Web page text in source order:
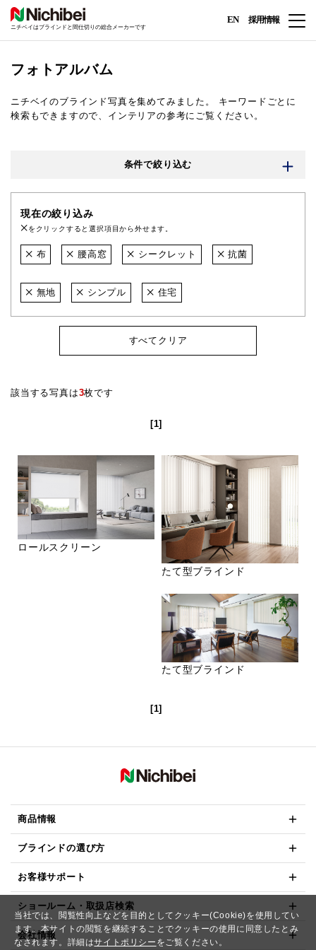
当社では、閲覧性向上などを目的としてクッキー(Cookie)を使用してい
ます。本サイトの閲覧を継続することでクッキーの使用に同意したとみ
なされます。詳細はサイトポリシー をご覧ください。
ニチベイはブラインドと間仕切りの総合メーカーです
EN 採用情報
フォトアルバム
ニチベイのブラインド写真を集めてみました。
キーワードごとに
検索もできますので、インテリアの参考にご覧ください。
条件で絞り込む
現在の絞り込み
をクリックすると選択項目から外せます。
布 腰高窓 シークレット 抗菌
無地 シンプル 住宅
すべてクリア
該当する写真は3枚です
[1]
ロールスクリーン
たて型ブラインド
たて型ブラインド
[1]
商品情報
ブラインドの選び方
お客様サポート
ショールーム・取扱店検索
会社情報